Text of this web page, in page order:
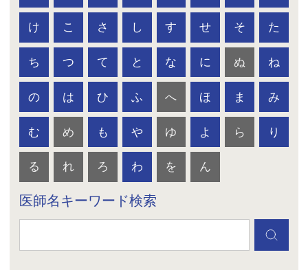
け こ さ し す せ そ た
ち つ て と な に ぬ ね
の は ひ ふ へ ほ ま み
む め も や ゆ よ ら り
る れ ろ わ を ん
医師名キーワード検索